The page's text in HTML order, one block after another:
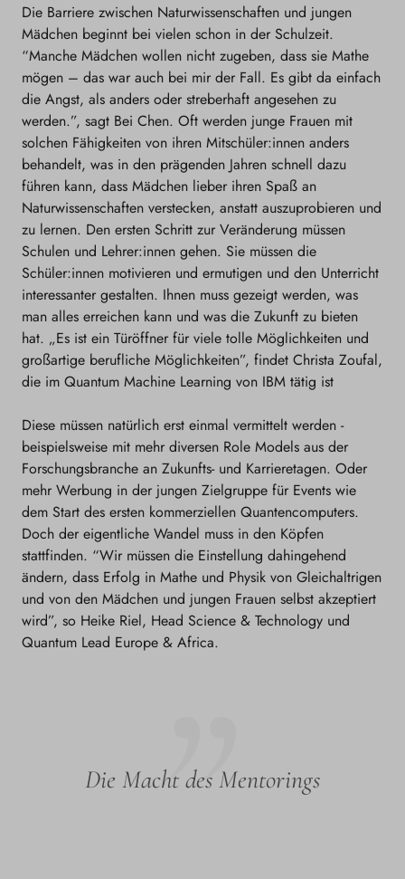
Die Barriere zwischen Naturwissenschaften und jungen
Mädchen beginnt bei vielen schon in der Schulzeit.
“Manche Mädchen wollen nicht zugeben, dass sie Mathe
mögen – das war auch bei mir der Fall. Es gibt da einfach
die Angst, als anders oder streberhaft angesehen zu
werden.”, sagt Bei Chen. Oft werden junge Frauen mit
solchen Fähigkeiten von ihren Mitschüler:innen anders
behandelt, was in den prägenden Jahren schnell dazu
führen kann, dass Mädchen lieber ihren Spaß an
Naturwissenschaften verstecken, anstatt auszuprobieren und
zu lernen. Den ersten Schritt zur Veränderung müssen
Schulen und Lehrer:innen gehen. Sie müssen die
Schüler:innen motivieren und ermutigen und den Unterricht
interessanter gestalten. Ihnen muss gezeigt werden, was
man alles erreichen kann und was die Zukunft zu bieten
hat. „Es ist ein Türöffner für viele tolle Möglichkeiten und
großartige berufliche Möglichkeiten”, findet Christa Zoufal,
die im Quantum Machine Learning von IBM tätig ist
Diese müssen natürlich erst einmal vermittelt werden -
beispielsweise mit mehr diversen Role Models aus der
Forschungsbranche an Zukunfts- und Karrieretagen. Oder
mehr Werbung in der jungen Zielgruppe für Events wie
dem Start des ersten kommerziellen Quantencomputers.
Doch der eigentliche Wandel muss in den Köpfen
stattfinden. “Wir müssen die Einstellung dahingehend
ändern, dass Erfolg in Mathe und Physik von Gleichaltrigen
und von den Mädchen und jungen Frauen selbst akzeptiert
wird”, so Heike Riel, Head Science & Technology und
Quantum Lead Europe & Africa.
Die Macht des Mentorings